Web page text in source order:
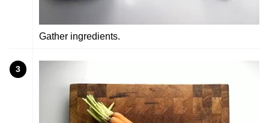
Gather ingredients.
3